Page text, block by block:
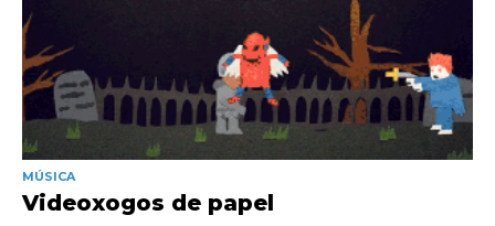
MÚSICA
Videoxogos de papel